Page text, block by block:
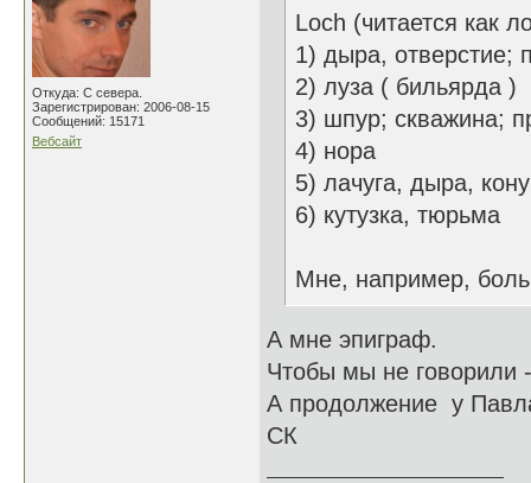
Откуда: С севера.
Зарегистрирован: 2006-08-15
Сообщений: 15171
Вебсайт
Loch (читается как
1) дыра, отверстие;
2) луза ( бильярда )
3) шпур; скважина;
4) нора
5) лачуга, дыра,
6) кутузка, тюрьма
Мне, например,
А мне эпиграф.
Чтобы мы не говорили
А продолжение у
СК